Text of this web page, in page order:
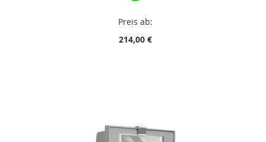
Preis ab:
214,00 €